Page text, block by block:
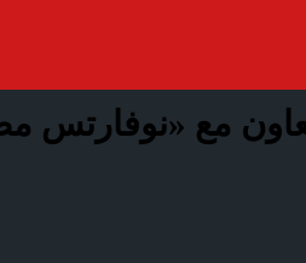
مع «نوفارتس